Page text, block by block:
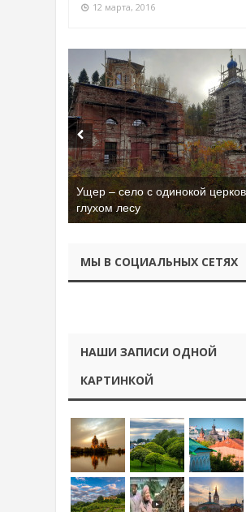
12 марта, 2016
Ущер – село с одинокой
глухом лесу
МЫ В СОЦИАЛЬНЫХ СЕТЯХ
НАШИ ЗАПИСИ ОДНОЙ
КАРТИНКОЙ